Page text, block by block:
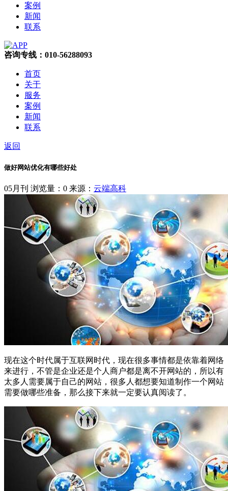
案例
新闻
联系
咨询专线：010-56288093
首页
关于
服务
案例
新闻
联系
返回
做好网站优化有哪些好处
05月刊 浏览量：0 来源： 云端高科
现在这个时代属于互联网时代，现在很多事情都是依靠着网络
来进行，不管是企业还是个人商户都是离不开网站的，所以有
太多人需要属于自己的网站，很多人都想要知道制作一个网站
需要做哪些准备，那么接下来就一定要认真阅读了。